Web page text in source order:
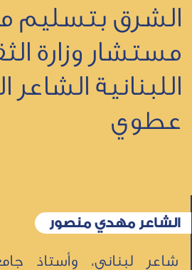
الشرق بتسليم
مستشار وزارة
اللبنانية الشاعر
عطوي
الشاعر مهدي منصور
شاعر لبناني، وأستاذ